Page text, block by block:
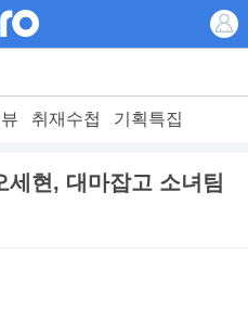
취재수첩 기획특집
현, 대마잡고 소녀팀